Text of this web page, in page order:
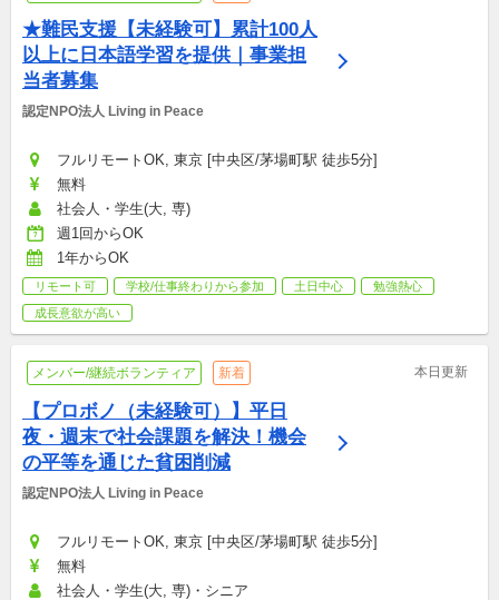
★難民支援【未経験可】累計100人
以上に日本語学習を提供｜事業担
当者募集
認定NPO法人 Living in Peace
フルリモートOK, 東京 [中央区/茅場町駅 徒歩5分]
無料
社会人・学生(大, 専)
週1回からOK
1年からOK
リモート可 学校/仕事終わりから参加 土日中心
勉強熱心
成長意欲が高い
メンバー/継続ボランティア 新着 本日更新
【プロボノ（未経験可）】平日
夜・週末で社会課題を解決！機会
の平等を通じた貧困削減
認定NPO法人 Living in Peace
フルリモートOK, 東京 [中央区/茅場町駅 徒歩5分]
無料
社会人・学生(大, 専)・シニア